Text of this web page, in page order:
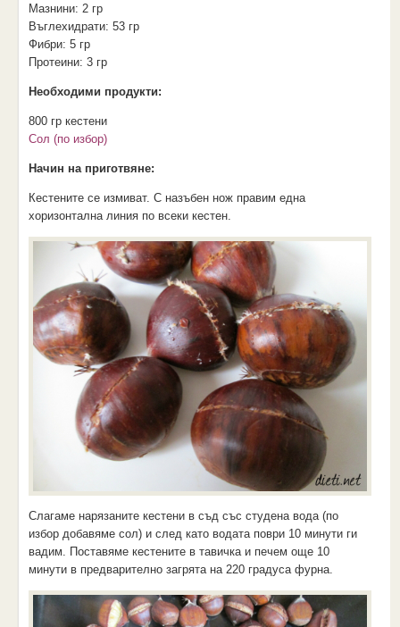
Мазнини: 2 гр
Въглехидрати: 53 гр
Фибри: 5 гр
Протеини: 3 гр
Необходими продукти:
800 гр кестени
Сол (по избор)
Начин на приготвяне:
Кестените се измиват. С назъбен нож правим една
хоризонтална линия по всеки кестен.
Слагаме нарязаните кестени в съд със студена вода (по
избор добавяме сол) и след като водата поври 10 минути ги
вадим. Поставяме кестените в тавичка и печем още 10
минути в предварително загрята на 220 градуса фурна.